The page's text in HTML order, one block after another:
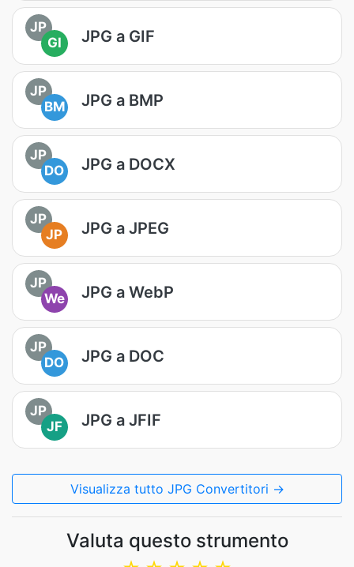
JP
GI
JPG a GIF
JP
BM
JPG a BMP
JP
DO
JPG a DOCX
JP
JP
JPG a JPEG
JP
We
JPG a WebP
JP
DO
JPG a DOC
JP
JF
JPG a JFIF
Visualizza tutto JPG Convertitori →
Valuta questo strumento